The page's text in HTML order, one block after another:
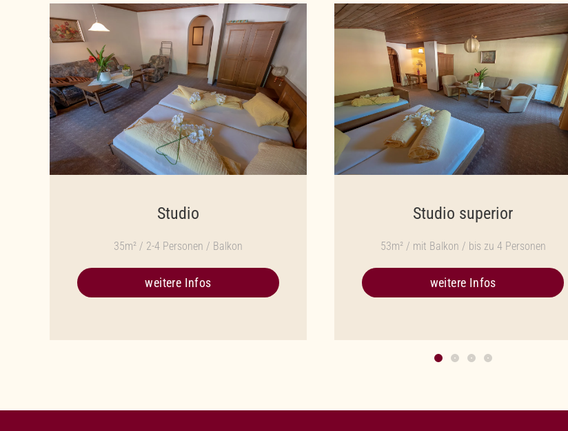
Studio
35m² / 2-4 Personen / Balkon
weitere Infos
Studio superior
53m² / mit Balkon / bis zu 4 Personen
weitere Infos